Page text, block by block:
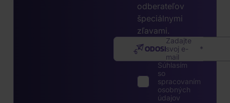
odberateľov
špeciálnymi
zľavami.
Zadajte
svoj e-
mail
ODOSLAŤ
Súhlasím
so
spracovaním
osobných
údajov